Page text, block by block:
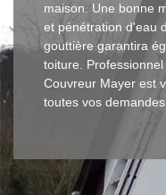
maison. Une bonne
et pénétration d'eau
gouttière garantira
toiture.
Couvreur Mayer est
toutes vos demandes.